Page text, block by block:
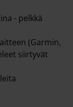
- pelkkä
(Garmin,
siirtyvät